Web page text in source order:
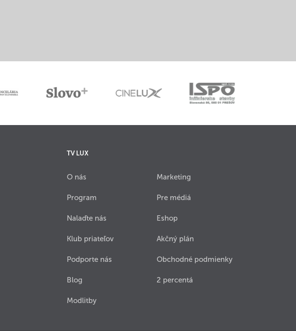
TV LUX
O nás
Program
Nalaďte nás
Klub priateľov
Podporte nás
Blog
Modlitby
Marketing
Pre médiá
Eshop
Akčný plán
Obchodné podmienky
2 percentá